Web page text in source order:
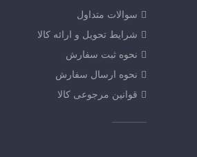
سوالات متداول
شرایط تحویل و ارائه کالا
نحوه ثبت سفارش
نحوه ارسال سفارش
قوانین مرجوعی کالا